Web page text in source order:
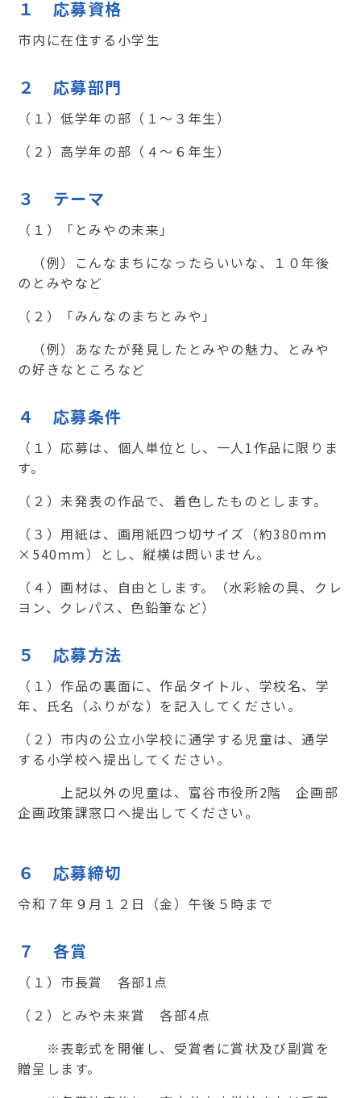
１ 応募資格
市内に在住する小学生
２ 応募部門
（１）低学年の部（１～３年生）
（２）高学年の部（４～６年生）
３ テーマ
（１）「とみやの未来」
（例）こんなまちになったらいいな、１０年後
のとみやなど
（２）「みんなのまちとみや」
（例）あなたが発見したとみやの魅力、とみや
の好きなところなど
４ 応募条件
（１）応募は、個人単位とし、一人 1作品に限りま
す。
（２）未発表の作品で、着色したものとします。
（３）用紙は、画用紙四つ切サイズ（約380ｍｍ
× 540ｍｍ）とし、縦横は問いません。
（４）画材は、自由とします。（水彩絵の具、クレ
ヨン、クレパス、色鉛筆など）
５ 応募方法
（１）作品の裏面に、作品タイトル、学校名、学
年、氏名（ふりがな）を記入してください。
（２）市内の公立小学校に通学する児童は、通学
する小学校へ提出してください。
上記以外の児童は、富谷市役所2階 企画部
企画政策課窓口へ提出してください。
６ 応募締切
令和７年９月１２日（金）午後５時まで
７ 各賞
（１）市長賞 各部1 点
（２）とみや未来賞 各部4点
※表彰式を開催し、受賞者に賞状及び副賞を
贈呈します。